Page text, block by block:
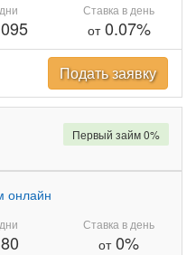
Ставка в день
от0.07%
Подать заявку
онлайн
Ставка в день
от0%
Первый займ 0%